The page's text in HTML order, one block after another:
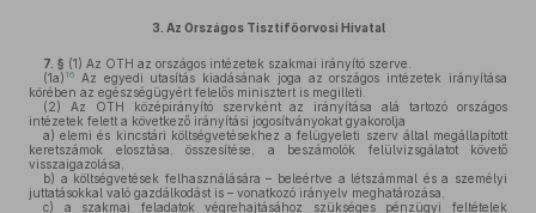
3. Az Országos Tisztifőorvosi Hivatal
7. § (1) Az OTH az országos intézetek szakmai irányító szerve.
(1a) 16
Az egyedi utasítás kiadásának joga az országos intézetek irányítása
körében az egészségügyért felelős minisztert is megilleti.
(2) Az OTH középirányító szervként az irányítása alá tartozó országos
intézetek felett a következő irányítási jogosítványokat gyakorolja
a) elemi és kincstári költségvetésekhez a felügyeleti szerv által megállapított
keretszámok elosztása, összesítése, a beszámolók felülvizsgálatot követő
visszaigazolása,
b) a költségvetések felhasználására – beleértve a létszámmal és a személyi
juttatásokkal való gazdálkodást is – vonatkozó irányelv meghatározása,
c) a szakmai feladatok végrehajtásához szükséges pénzügyi feltételek